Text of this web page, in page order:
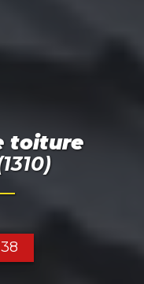
toiture